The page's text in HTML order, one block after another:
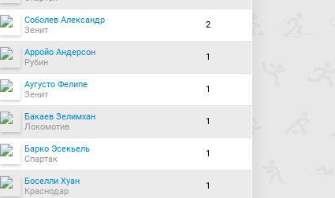
Соболев Александр
Зенит
2
Арройо Андерсон
Рубин
1
Аугусто Фелипе
Зенит
1
Бакаев Зелимхан
Локомотив
1
Барко Эсекьель
Спартак
1
Боселли Хуан
Краснодар
1